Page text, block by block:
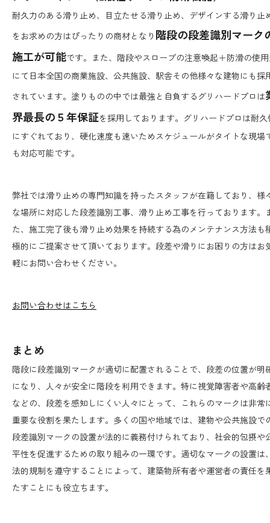
耐久力のある滑り止め、目立たせる滑り止め、デザインする滑り止
をお求めの方はぴったりの商材となり 階段の段差識別マーク
施工が可能です。また、階段やスロープの注意喚起＋防滑の使
にて日本全国の商業施設、公共施設、駅舎その他様々な建物にも採
されています。塗りものの中では最強と自負するグリハードプロは
界最長の５年保証を採用しております。グリハードプロは耐久
にすぐれており、硬化速度も速いためスケジュールがタイトな現場
も対応可能です。
弊社では滑り止めの専門知識を持ったスタッフが在籍しており、様
な場所に対応した段差識別工事、滑り止め工事を行っております。
た、施工完了後も滑り止め効果を持続する為のメンテナンス方法も
極的にご提案させて頂いております。段差や滑りにお困りの方はお
軽にお問い合わせください。
お問い合わせはこちら
まとめ
階段に段差識別マークが適切に配置されることで、段差の位置が明
になり、人々が安全に階段を利用できます。特に視覚障害者や高齢
などの、段差を感知しにくい人々にとって、これらのマークは非常
重要な役割を果たします。多くの国や地域では、建物や公共施設で
段差識別マークの設置が法的に義務付けられており、社会的包摂や
平性を促進するための取り組みの一環です。適切なマークの設置は
法的規制を遵守することによって、建築物所有者や運営者の責任を
たすことにも役立ちます。